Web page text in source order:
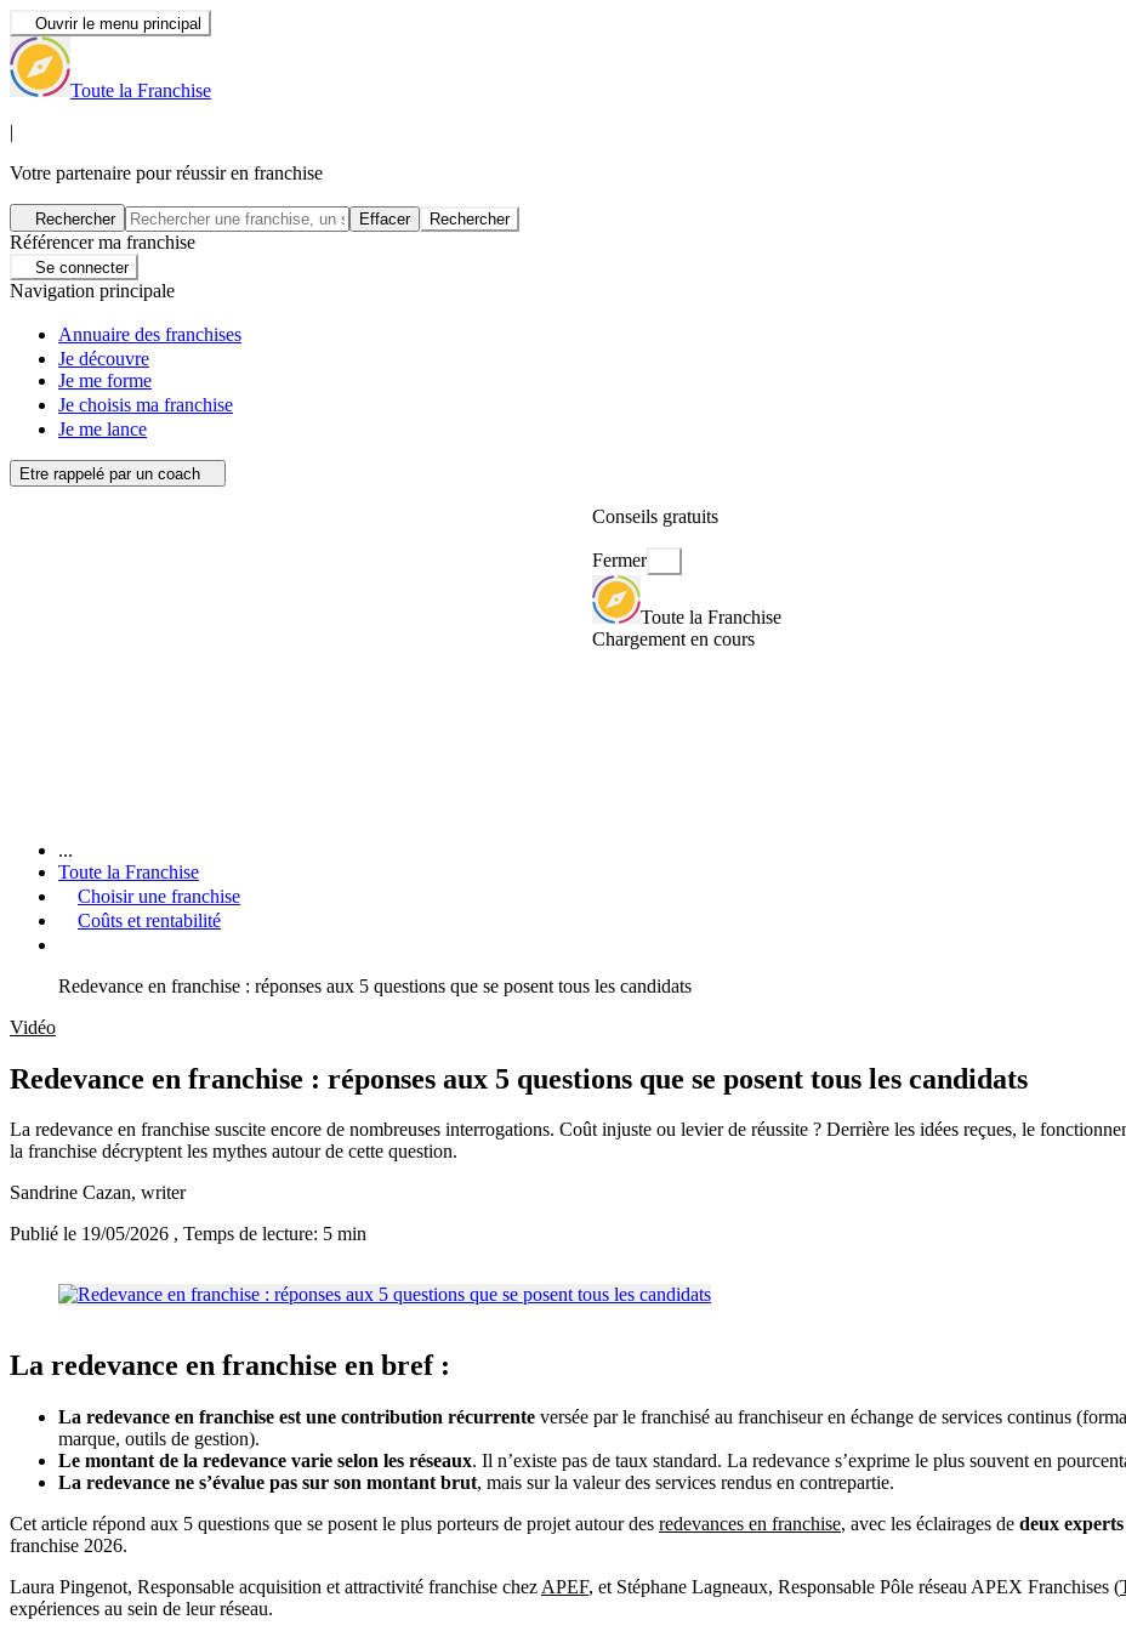
Ouvrir le menu principal
Toute la Franchise
|
Votre partenaire pour réussir en franchise
Rechercher Effacer Rechercher
Référencer ma franchise
Se connecter
Navigation principale
Annuaire des franchises
Je découvre
Je me forme
Je choisis ma franchise
Je me lance
Etre rappelé par un coach
Conseils gratuits
Fermer
Toute la Franchise
Chargement en cours
...
Toute la Franchise
Choisir une franchise
Coûts et rentabilité
Redevance en franchise : réponses aux 5 questions que se posent tous les candidats
Vidéo
Redevance en franchise : réponses aux 5 questions que se posent tous les candidats
La redevance en franchise suscite encore de nombreuses interrogations. Coût injuste ou levier de réussite ? Derrière les idées reçues, le
la franchise décryptent les mythes autour de cette question.
Sandrine Cazan, writer
Publié le 19/05/2026 , Temps de lecture: 5 min
La redevance en franchise en bref :
La redevance en franchise est une contribution récurrente versée par le franchisé au franchiseur en échange de services continus
marque, outils de gestion).
Le montant de la redevance varie selon les réseaux. Il n’existe pas de taux standard. La redevance s’exprime le plus souvent en
La redevance ne s’évalue pas sur son montant brut, mais sur la valeur des services rendus en contrepartie.
Cet article répond aux 5 questions que se posent le plus porteurs de projet autour des redevances en franchise, avec les éclairages de deux
franchise 2026.
Laura Pingenot, Responsable acquisition et attractivité franchise chez APEF, et Stéphane Lagneaux, Responsable Pôle réseau APEX Franchises (
expériences au sein de leur réseau.